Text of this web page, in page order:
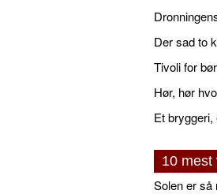
Der sad to
Tivoli for
Hør, hør
Et
10 mest
Solen er så